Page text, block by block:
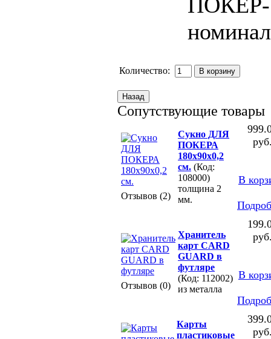
Количество:
Сопутствующие товары
Отзывов (2)
Сукно ДЛЯ
ПОКЕРА
180х90х0,2
см. (Код:
108000)
толщина 2
мм.
В
Отзывов (0)
Хранитель
карт CARD
GUARD в
футляре
(Код: 112002)
из металла
В
Карты
пластиковые